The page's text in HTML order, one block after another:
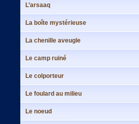
L’arsaaq
La boîte mystérieuse
La chenille aveugle
Le camp ruiné
Le colporteur
Le foulard au milieu
Le noeud